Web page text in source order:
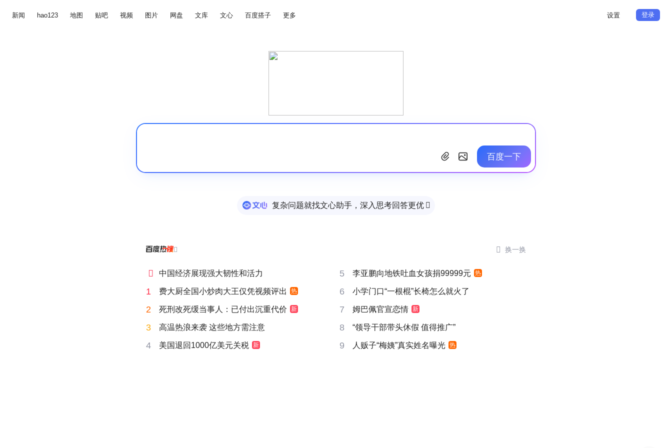
新闻 hao123 地图 贴吧 视频 图片 网盘 文库 文心 百度搭子 更多 设置 登录
百度一下
复杂问题就找文心助手，深入思考回答更优 
  换一换
 中国经济展现强大韧性和活力 5 李亚鹏向地铁吐血女孩捐99999元 热
1 费大厨全国小炒肉大王仅凭视频评出 热 6 小学门口“一根棍”长椅怎么就火了
2 死刑改死缓当事人：已付出沉重代价 新 7 姆巴佩官宣恋情 新
3 高温热浪来袭 这些地方需注意 8 “领导干部带头休假 值得推广”
4 美国退回1000亿美元关税 新 9 人贩子“梅姨”真实姓名曝光 热